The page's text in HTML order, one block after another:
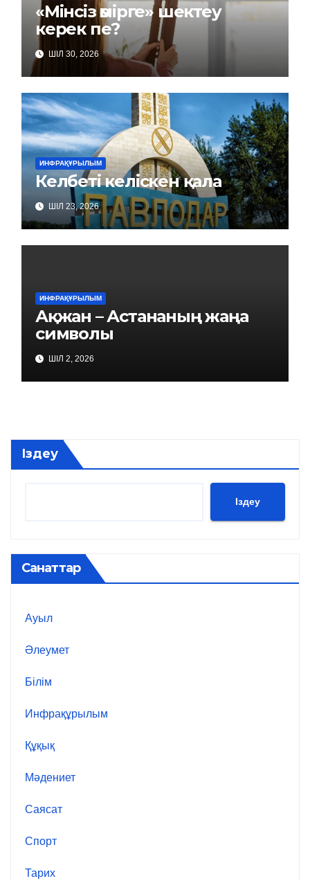
«Мінсіз өмірге» шектеу
керек пе?
ШІЛ 30, 2026
ИНФРАҚҰРЫЛЫМ
Келбеті келіскен қала
ШІЛ 23, 2026
ИНФРАҚҰРЫЛЫМ
Ақжан – Астананың жаңа
символы
ШІЛ 2, 2026
Іздеу
Іздеу
Санаттар
Ауыл
Әлеумет
Білім
Инфрақұрылым
Құқық
Мәдениет
Саясат
Спорт
Тарих